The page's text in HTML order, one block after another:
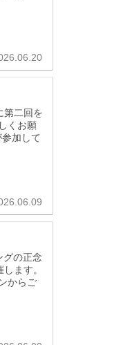
第二回を
くお願
加して
グの正念
ます。
からご